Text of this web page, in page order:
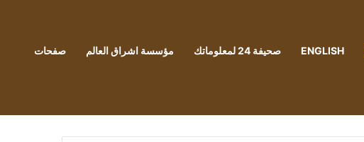
ENGLISH صحيفة 24 لمعلوماتك مؤسسة اشراق العالم صفحات